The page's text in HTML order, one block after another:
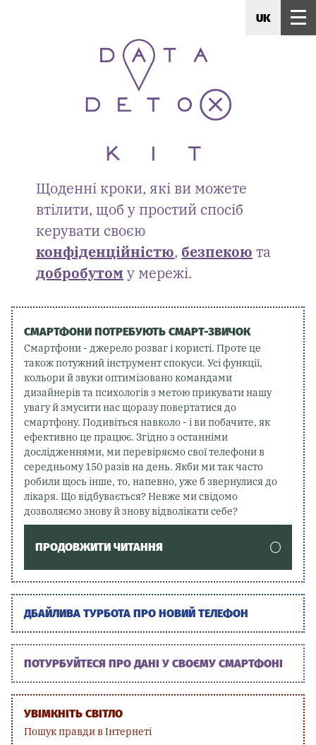
UK
Щоденні кроки, які ви можете
втілити, щоб у простий спосіб
керувати своєю
конфіденційністю, безпекою та
добробутом у мережі.
СМАРТФОНИ ПОТРЕБУЮТЬ СМАРТ-ЗВИЧОК
Смартфони - джерело розваг і користі. Проте це
також потужний інструмент спокуси. Усі функції,
кольори й звуки оптимізовано командами
дизайнерів та психологів з метою прикувати нашу
увагу й змусити нас щоразу повертатися до
смартфону. Подивіться навколо - і ви побачите, як
ефективно це працює. Згідно з останніми
дослідженнями, ми перевіряємо свої телефони в
середньому 150 разів на день. Якби ми так часто
робили щось інше, то, напевно, уже б звернулися до
лікаря. Що відбувається? Невже ми свідомо
дозволяємо знову й знову відволікати себе?
ПРОДОВЖИТИ ЧИТАННЯ
ДБАЙЛИВА ТУРБОТА ПРО НОВИЙ ТЕЛЕФОН
ПОТУРБУЙТЕСЯ ПРО ДАНІ У СВОЄМУ СМАРТФОНІ
УВІМКНІТЬ СВІТЛО
Пошук правди в Інтернеті